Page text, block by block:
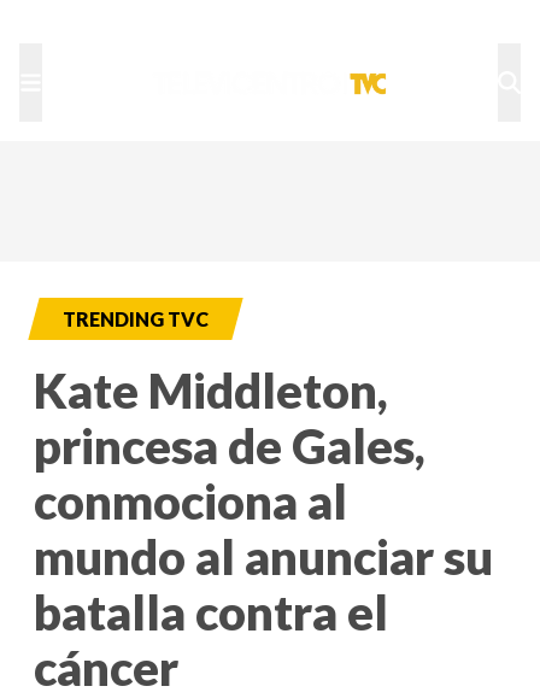
TRENDING TVC
Kate Middleton,
princesa de Gales,
conmociona al
mundo al anunciar su
batalla contra el
cáncer